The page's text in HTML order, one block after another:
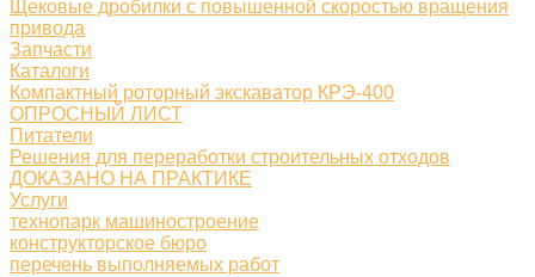
Щековые дробилки с повышенной скоростью вращения
привода
Запчасти
Каталоги
Компактный роторный экскаватор КРЭ-400
ОПРОСНЫЙ ЛИСТ
Питатели
Решения для переработки строительных отходов
ДОКАЗАНО НА ПРАКТИКЕ
Услуги
технопарк машиностроение
конструкторское бюро
перечень выполняемых работ